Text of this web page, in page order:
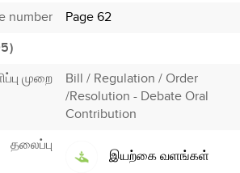
number
Page 62
முறை
Bill / Regulation / Order
/Resolution - Debate Oral
Contribution
தலைப்பு
இயற்கை வளங்கள்